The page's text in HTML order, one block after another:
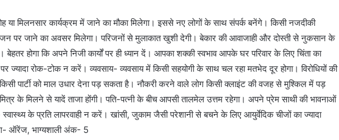
या मिलनसार कार्यक्रम में जाने का मौका मिलेगा। इससे नए लोगों के साथ संपर्क बनेंगे। किसी नजदीकी
पर जाने का अवसर मिलेगा। परिजनों से मुलाकात खुशी देगी। बेकार की आवाजाही और दोस्ती से नुकसान के
होगा कि अपने निजी कार्यों पर ही ध्यान दें। आपका शक्की स्वभाव आपके घर परिवार के लिए चिंता का
ज्यादा रोक-टोक न करें। व्यवसाय- व्यवसाय में किसी सहयोगी के साथ चल रहा मतभेद दूर होगा। विरोधियों की
पार्टी को माल उधार देना पड़ सकता है। नौकरी करने वाले लोग किसी क्लाइंट की वजह से मुश्किल में पड़
के मिलने से यादें ताजा होंगी। पति-पत्नी के बीच आपसी तालमेल उत्तम रहेगा। अपने प्रेम साथी की भावनाओं
के प्रति लापरवाही न करें। खांसी, जुकाम जैसी परेशानी से बचने के लिए आयुर्वेदिक चीजों का ज्यादा
ऑरेंज, भाग्यशाली अंक- 5